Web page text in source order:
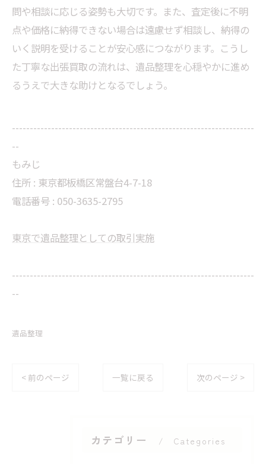
問や相談に応じる姿勢も大切です。また、査定後に不明
点や価格に納得できない場合は遠慮せず相談し、納得の
いく説明を受けることが安心感につながります。こうし
た丁寧な出張買取の流れは、遺品整理を心穏やかに進め
るうえで大きな助けとなるでしょう。
--------------------------------------------------------------------
--
もみじ
住所 : 東京都板橋区常盤台4-7-18
電話番号 : 050-3635-2795
東京で遺品整理としての取引実施
--------------------------------------------------------------------
--
遺品整理
< 前のページ 一覧に戻る 次のページ >
カテゴリー Categories